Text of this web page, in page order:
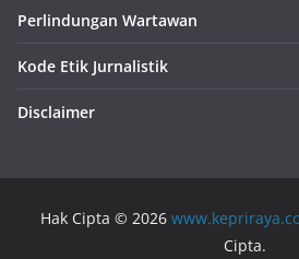
Perlindungan Wartawan
Kode Etik Jurnalistik
Disclaimer
Hak Cipta © 2026
Cipta.